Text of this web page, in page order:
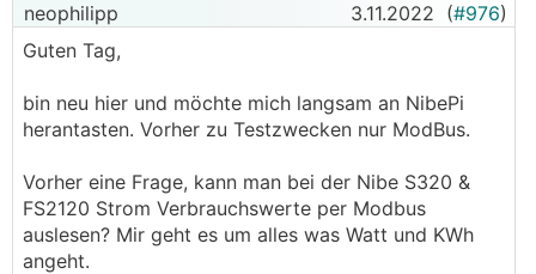
neophilipp 3.11.2022 (#976)
Guten Tag,
bin neu hier und möchte mich langsam an NibePi
herantasten. Vorher zu Testzwecken nur ModBus.
Vorher eine Frage, kann man bei der Nibe S320 &
FS2120 Strom Verbrauchswerte per Modbus
auslesen? Mir geht es um alles was Watt und KWh
angeht.